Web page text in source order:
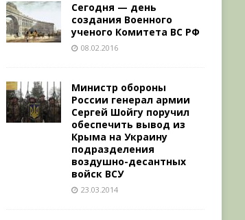
Сегодня — день
создания Военного
ученого Комитета ВС РФ
08.02.2016
Министр обороны
России генерал армии
Сергей Шойгу поручил
обеспечить вывод из
Крыма на Украину
подразделения
воздушно-десантных
войск ВСУ
23.03.2014